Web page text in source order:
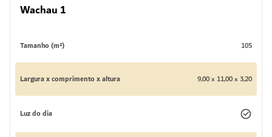
Wachau 1
Tamanho (m²) 105
Largura x comprimento x altura 9,00 x 11,00 x 3,20
Luz do dia